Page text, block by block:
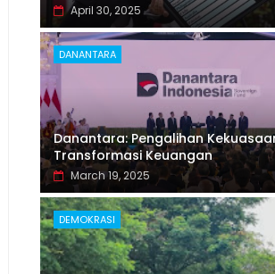
April 30, 2025
DANANTARA
Danantara: Pengalihan
Transformasi Keuangan
March 19, 2025
DEMOKRASI